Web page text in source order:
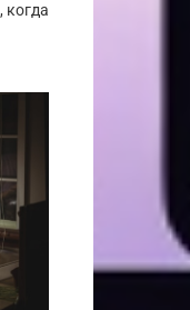
когда